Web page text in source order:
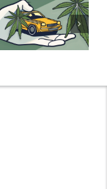
Cannabis
Samen
kaufen: Alles
was Sie